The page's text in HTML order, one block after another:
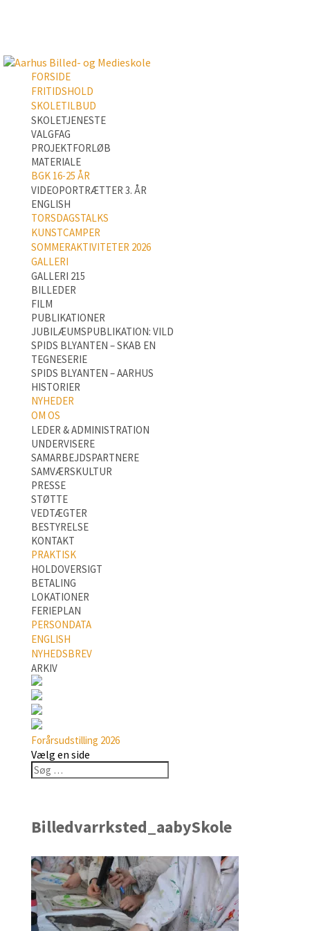
FORSIDE
FRITIDSHOLD
SKOLETILBUD
SKOLETJENESTE
VALGFAG
PROJEKTFORLØB
MATERIALE
BGK 16-25 ÅR
VIDEOPORTRÆTTER 3. ÅR
ENGLISH
TORSDAGSTALKS
KUNSTCAMPER
SOMMERAKTIVITETER 2026
GALLERI
GALLERI 215
BILLEDER
FILM
PUBLIKATIONER
JUBILÆUMSPUBLIKATION: VILD
SPIDS BLYANTEN – SKAB EN
TEGNESERIE
SPIDS BLYANTEN – AARHUS
HISTORIER
NYHEDER
OM OS
LEDER & ADMINISTRATION
UNDERVISERE
SAMARBEJDSPARTNERE
SAMVÆRSKULTUR
PRESSE
STØTTE
VEDTÆGTER
BESTYRELSE
KONTAKT
PRAKTISK
HOLDOVERSIGT
BETALING
LOKATIONER
FERIEPLAN
PERSONDATA
ENGLISH
NYHEDSBREV
ARKIV
Forårsudstilling 2026
Vælg en side
Billedvarrksted_aabySkole